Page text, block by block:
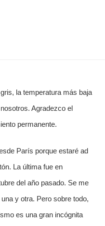
la temperatura más baja
Agradezco el
permanente.
París porque estaré ad
La última fue en
del año pasado. Se me
y otra. Pero sobre todo,
es una gran incógnita